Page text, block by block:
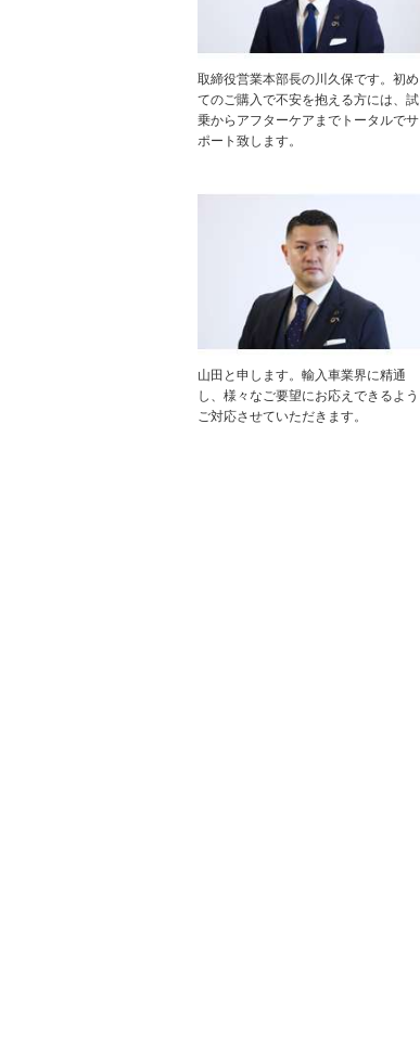
取締役営業本部長の川久保です。初め
てのご購入で不安を抱える方には、試
乗からアフターケアまでトータルでサ
ポート致します。
山田と申します。輸入車業界に精通
し、様々なご要望にお応えできるよう
ご対応させていただきます。